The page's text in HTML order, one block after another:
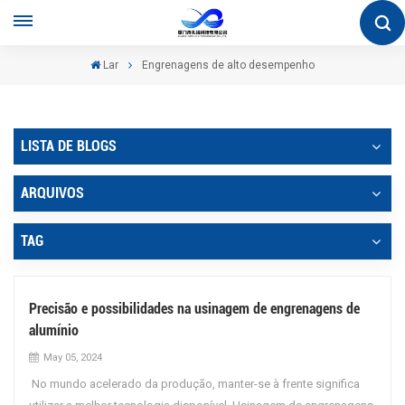
Lar Engrenagens de alto desempenho
LISTA DE BLOGS
ARQUIVOS
TAG
Precisão e possibilidades na usinagem de engrenagens de
alumínio
May 05, 2024
No mundo acelerado da produção, manter-se à frente significa